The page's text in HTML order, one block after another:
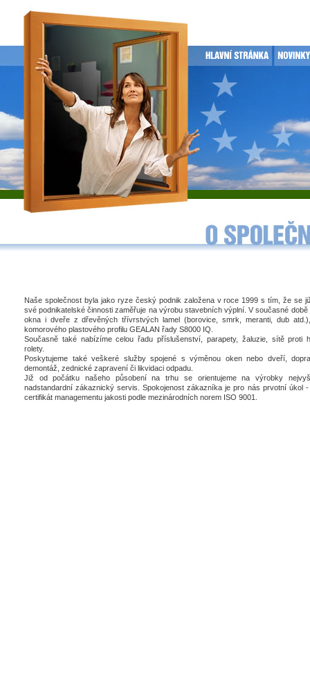
Naše společnost byla jako ryze český podnik založena v roce 1999 s tím, že se
své podnikatelské činnosti zaměřuje na výrobu stavebních výplní. V současné
okna i dveře z dřevěných třívrstvých lamel (borovice, smrk, meranti, dub
komorového plastového profilu GEALAN řady S8000 IQ.
Současně také nabízíme celou řadu příslušenství, parapety, žaluzie, sítě proti
rolety.
Poskytujeme také veškeré služby spojené s výměnou oken nebo dveří,
demontáž, zednické zapravení či likvidaci odpadu.
Již od počátku našeho působení na trhu se orientujeme na výrobky
nadstandardní zákaznický servis. Spokojenost zákazníka je pro nás prvotní úkol
certifikát managementu jakosti podle mezinárodních norem ISO 9001.